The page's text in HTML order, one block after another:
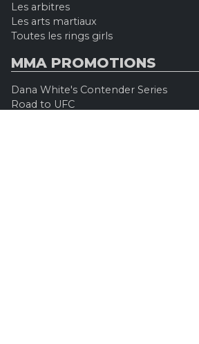
Les arbitres
Les arts martiaux
Toutes les rings girls
MMA PROMOTIONS
Dana White's Contender Series
Road to UFC